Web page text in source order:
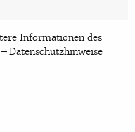
Informationen des
Datenschutzhinweise